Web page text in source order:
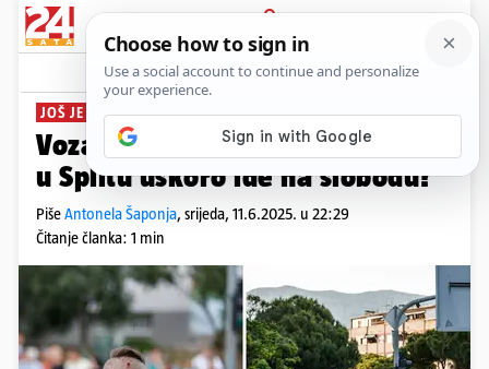
PRIJAVA
News Komentari
JOŠ JE IZA REŠETAKA
Vozač Tesle koji je usmrtio ženu
u Splitu uskoro ide na slobodu?
PišeAntonela Šaponja, srijeda, 11.6.2025. u 22:29
Čitanje članka: 1 min